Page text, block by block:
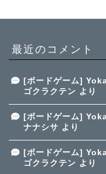
最近のコメント
[ボードゲーム]
ゴクラクテン より
[ボードゲーム]
ナナシサ より
[ボードゲーム]
ゴクラクテン より